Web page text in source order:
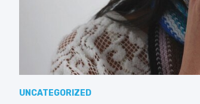
UNCATEGORIZED